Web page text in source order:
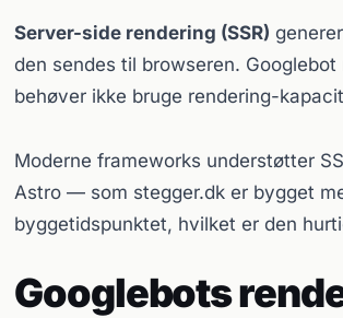
Server-side rendering (SSR)
den sendes til browseren.
behøver ikke bruge rendering-
Moderne frameworks understøtter
Astro — som stegger.dk er bygget
byggetidspunktet, hvilket er den
Googlebots